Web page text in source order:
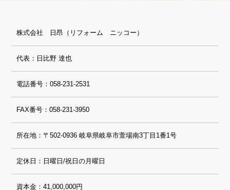
株式会社 日昂（リフォーム ニッコー）
代表：日比野 達也
電話番号：058-231-2531
FAX番号：058-231-3950
所在地：〒502-0936 岐阜県岐阜市萱場南3丁目1番1号
定休日：日曜日/祝日の月曜日
資本金：41,000,000円